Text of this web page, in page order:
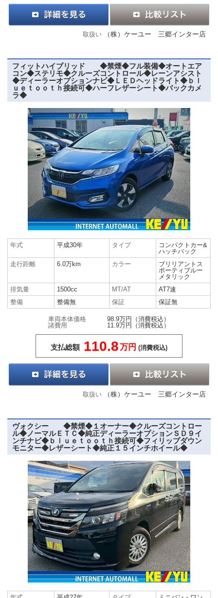
取扱い （株）ケーユー 三郷インター店
フィットハイブリッド ◆禁煙◆フル装備◆オートエア
コン◆ステリモ◆クルーズコントロール◆レーンアシスト
◆ディーラーオプションナビ◆ＬＥＤヘッドライト◆ｂｌ
ｕｅｔｏｏｔｈ接続可◆ハーフレザーシート◆バックカメ
ラ◆
年式 平成30年 タイプ
コンパクトカー&
ハッチバック
走行距離
6.0万km カラー
ブリリアントス
ポーティブルー
メタリック
排気量
1500cc MT/AT
AT7速
整備
整備無 保証 保証無
車両本体価格 98.9万円
（消費税込）
諸費用
11.9万円 （消費税込）
支払総額 110.8万円 (消費税込)
取扱い （株）ケーユー 三郷インター店
ヴォクシー ◆禁煙◆１オーナー◆クルーズコントロー
ル◆ノーマルＥＴＣ◆純正ディーラーオプションＳＤ９イ
ンチナビ◆ｂｌｕｅｔｏｏｔｈ接続可◆フィリップダウン
モニター◆レザーシート◆純正１５インチホイール◆